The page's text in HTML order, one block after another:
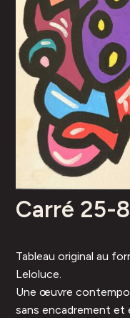
Carré 25-
Tableau original au
Leloluce.
Une œuvre
sans encadrement et